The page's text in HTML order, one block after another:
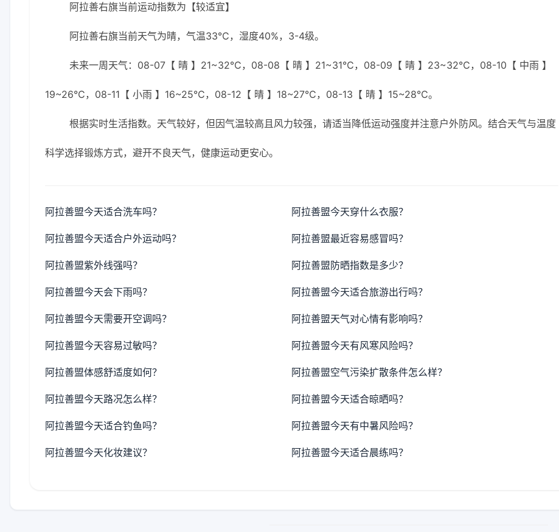
阿拉善右旗当前运动指数为【较适宜】
阿拉善右旗当前天气为晴，气温33℃，湿度40%，3-4级。
未来一周天气：08-07【 晴 】21~32℃，08-08【 晴 】21~31℃，08-09【 晴 】23~32℃，08-10【 中雨 】
19~26℃，08-11【 小雨 】16~25℃，08-12【 晴 】18~27℃，08-13【 晴 】15~28℃。
根据实时生活指数。天气较好，但因气温较高且风力较强，请适当降低运动强度并注意户外防风。结合天气与温度
科学选择锻炼方式，避开不良天气，健康运动更安心。
阿拉善盟今天适合洗车吗？ 阿拉善盟今天穿什么衣服？
阿拉善盟今天适合户外运动吗？ 阿拉善盟最近容易感冒吗？
阿拉善盟紫外线强吗？ 阿拉善盟防晒指数是多少？
阿拉善盟今天会下雨吗？ 阿拉善盟今天适合旅游出行吗？
阿拉善盟今天需要开空调吗？ 阿拉善盟天气对心情有影响吗？
阿拉善盟今天容易过敏吗？ 阿拉善盟今天有风寒风险吗？
阿拉善盟体感舒适度如何？ 阿拉善盟空气污染扩散条件怎么样？
阿拉善盟今天路况怎么样？ 阿拉善盟今天适合晾晒吗？
阿拉善盟今天适合钓鱼吗？ 阿拉善盟今天有中暑风险吗？
阿拉善盟今天化妆建议？ 阿拉善盟今天适合晨练吗？